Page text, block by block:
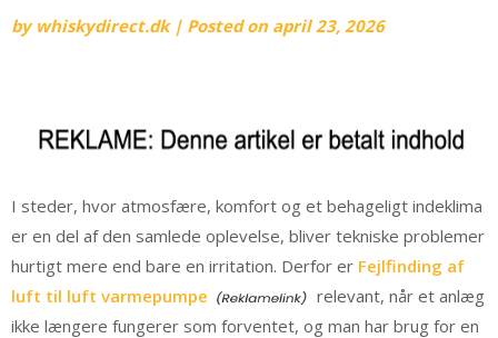
by whiskydirect.dk | Posted on april 23, 2026
I steder, hvor atmosfære, komfort og et behageligt indeklima
er en del af den samlede oplevelse, bliver tekniske problemer
hurtigt mere end bare en irritation. Derfor er Fejlfinding af
luft til luft varmepumpe
relevant, når et anlæg
ikke længere fungerer som forventet, og man har brug for en